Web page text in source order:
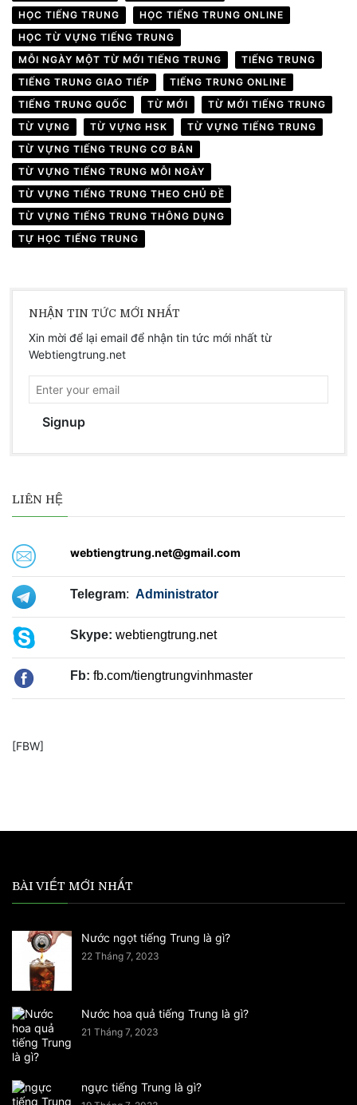
HỌC TIẾNG TRUNG
HỌC TIẾNG TRUNG ONLINE
HỌC TỪ VỰNG TIẾNG TRUNG
MỖI NGÀY MỘT TỪ MỚI TIẾNG TRUNG
TIẾNG TRUNG
TIẾNG TRUNG GIAO TIẾP
TIẾNG TRUNG ONLINE
TIẾNG TRUNG QUỐC
TỪ MỚI
TỪ MỚI TIẾNG TRUNG
TỪ VỰNG
TỪ VỰNG HSK
TỪ VỰNG TIẾNG TRUNG
TỪ VỰNG TIẾNG TRUNG CƠ BẢN
TỪ VỰNG TIẾNG TRUNG MỖI NGÀY
TỪ VỰNG TIẾNG TRUNG THEO CHỦ ĐỀ
TỪ VỰNG TIẾNG TRUNG THÔNG DỤNG
TỰ HỌC TIẾNG TRUNG
NHẬN TIN TỨC MỚI NHẤT
Xin mời để lại email để nhận tin tức mới nhất từ
Webtiengtrung.net
Signup
LIÊN HỆ
webtiengtrung.net@gmail.com
Telegram: Administrator
Skype: webtiengtrung.net
Fb: fb.com/tiengtrungvinhmaster
[FBW]
BÀI VIẾT MỚI NHẤT
Nước ngọt tiếng Trung là gì?
22 Tháng 7, 2023
Nước hoa quả tiếng Trung là gì?
21 Tháng 7, 2023
ngực tiếng Trung là gì?